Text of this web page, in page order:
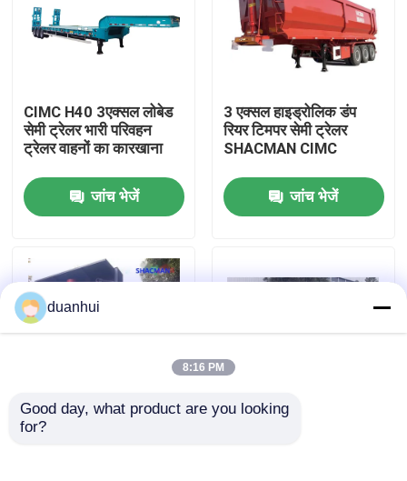
उत्पाद
कारखाना भ्रमण
गुणवत्ता नियंत्रण
समाचार
भारी डंप ट्रक
CIMC H40 3एक्सल लोबेड
सेमी ट्रेलर भारी परिवहन
ट्रेलर वाहनों का कारखाना
जांच भेजें
3 एक्सल हाइड्रोलिक डंप
रियर टिमपर सेमी ट्रेलर
SHACMAN CIMC
जांच भेजें
SHACMAN CIMC टिलिंग
duanhui
8:16 PM
Good day, what product are you looking
for?